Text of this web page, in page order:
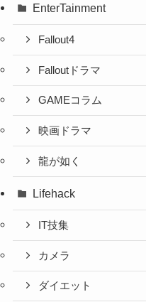
EnterTainment
Fallout4
Falloutドラマ
GAMEコラム
映画ドラマ
龍が如く
Lifehack
IT技集
カメラ
ダイエット